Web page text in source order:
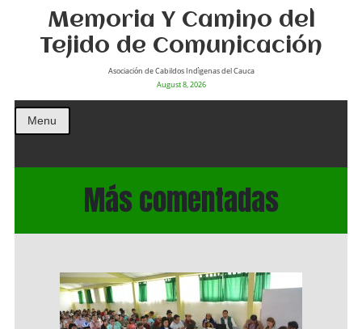
Memoria Y Camino del
Tejido de Comunicación
Asociación de Cabildos Indìgenas del Cauca
August 8, 2026
Menu
Más comentadas